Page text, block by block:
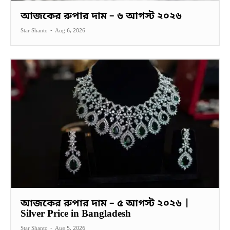
আজকের রুপার দাম – ৬ আগস্ট ২০২৬
Star Shanto - Aug 6, 2026
আজকের রুপার দাম – ৫ আগস্ট ২০২৬ |
Silver Price in Bangladesh
Star Shanto - Aug 5, 2026